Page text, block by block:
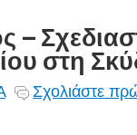
–
στη
Σχολιάστε